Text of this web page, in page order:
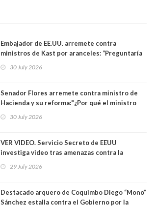
Embajador de EE.UU. arremete contra
ministros de Kast por aranceles: “Preguntaría
Yo diría que no”
30 July 2026
Senador Flores arremete contra ministro de
Hacienda y su reforma:"¿Por qué el ministro
más ricos, pasándole la aplanadora a los
30 July 2026
VER VIDEO. Servicio Secreto de EEUU
investiga video tras amenazas contra la
29 July 2026
Destacado arquero de Coquimbo Diego “Mono”
Sánchez estalla contra el Gobierno por la